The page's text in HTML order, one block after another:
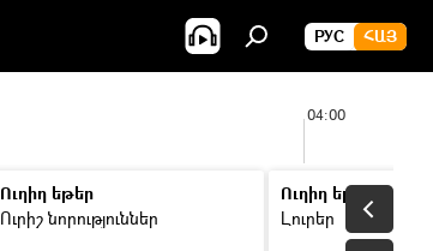
РУС ՀԱՅ
04:00
Ուղիղ եթեր
Ուրիշ նորություններ
Ուղիղ եթեր
Լուրեր